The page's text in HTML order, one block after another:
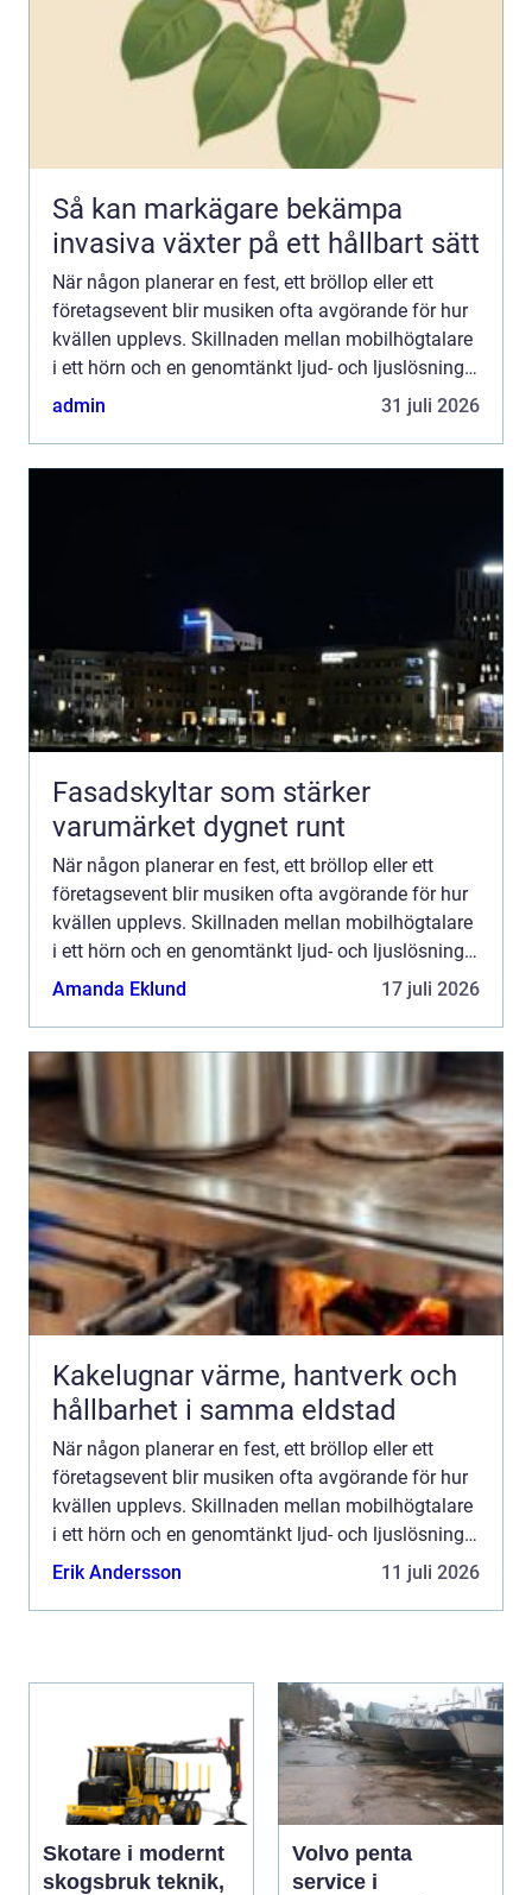
Så kan markägare bekämpa
invasiva växter på ett hållbart sätt
När någon planerar en fest, ett bröllop eller ett
företagsevent blir musiken ofta avgörande för hur
kvällen upplevs. Skillnaden mellan mobilhögtalare
i ett hörn och en genomtänkt ljud- och ljuslösning
är enorm. Den som väljer att Hyra DJ utrustning i...
admin 31 juli 2026
Fasadskyltar som stärker
varumärket dygnet runt
När någon planerar en fest, ett bröllop eller ett
företagsevent blir musiken ofta avgörande för hur
kvällen upplevs. Skillnaden mellan mobilhögtalare
i ett hörn och en genomtänkt ljud- och ljuslösning
är enorm. Den som väljer att Hyra DJ utrustning i...
Amanda Eklund 17 juli 2026
Kakelugnar värme, hantverk och
hållbarhet i samma eldstad
När någon planerar en fest, ett bröllop eller ett
företagsevent blir musiken ofta avgörande för hur
kvällen upplevs. Skillnaden mellan mobilhögtalare
i ett hörn och en genomtänkt ljud- och ljuslösning
är enorm. Den som väljer att Hyra DJ utrustning i...
Erik Andersson 11 juli 2026
Skotare i modernt
skogsbruk teknik,
Volvo penta
service i